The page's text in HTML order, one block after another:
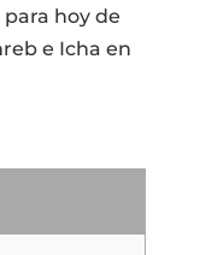
para hoy de
e Icha en